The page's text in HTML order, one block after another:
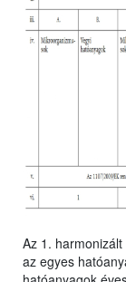
Az 1.
az egyes